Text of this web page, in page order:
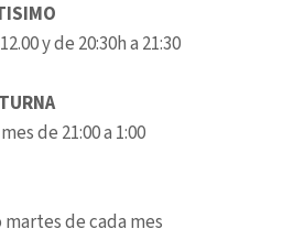
y de 20:30h a 21:30
de 21:00 a 1:00
de cada mes